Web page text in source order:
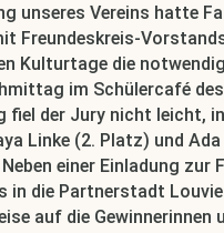
unseres Vereins hatte
Freundeskreis-
Kulturtage die
im Schülercafé
fiel der Jury nicht leicht,
Linke (2. Platz) und
einer Einladung
in die Partnerstadt
auf die